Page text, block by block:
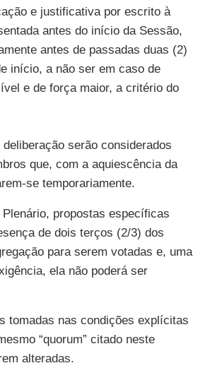
e justificativa por escrito à
antes do início da Sessão,
antes de passadas duas (2)
início, a não ser em caso de
e de força maior, a critério do
serão considerados
que, com a aquiescência da
se temporariamente.
Plenário, propostas específicas
de dois terços (2/3) dos
para serem votadas e, uma
ela não poderá ser
tomadas nas condições explícitas
“quorum” citado neste
alteradas.